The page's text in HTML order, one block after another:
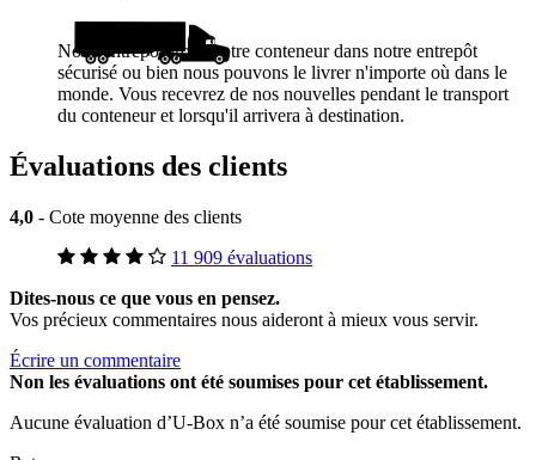
Nous entreposerons votre conteneur dans notre entrepôt
sécurisé ou bien nous pouvons le livrer n'importe où dans le
monde. Vous recevrez de nos nouvelles pendant le transport
du conteneur et lorsqu'il arrivera à destination.
Évaluations des clients
4,0 - Cote moyenne des clients
11 909 évaluations
Dites-nous ce que vous en pensez.
Vos précieux commentaires nous aideront à mieux vous servir.
Écrire un commentaire
Non les évaluations ont été soumises pour cet établissement.
Aucune évaluation d’U-Box n’a été soumise pour cet établissement.